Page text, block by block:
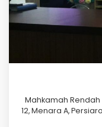
Mahkamah Rendah
12, Menara A,